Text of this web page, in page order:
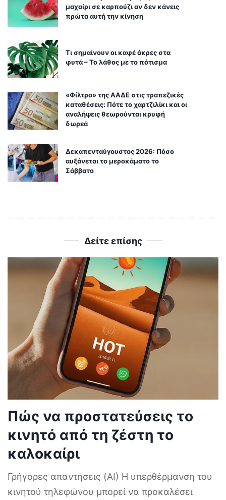
μαχαίρι σε καρπούζι αν δεν κάνεις
πρώτα αυτή την κίνηση
Τι σημαίνουν οι καφέ άκρες στα
φυτά – Το λάθος με το πότισμα
«Φίλτρο» της ΑΑΔΕ στις τραπεζικές
καταθέσεις: Πότε το χαρτζιλίκι και οι
αναλήψεις θεωρούνται κρυφή
δωρεά
Δεκαπενταύγουστος 2026: Πόσο
αυξάνεται το μεροκάματο το
Σάββατο
Δείτε επίσης
Πώς να προστατεύσεις το
κινητό από τη ζέστη το
καλοκαίρι
Γρήγορες απαντήσεις (AI) Η υπερθέρμανση του
κινητού τηλεφώνου μπορεί να προκαλέσει